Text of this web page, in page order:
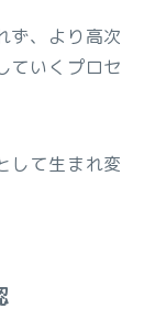
ず、より高次
ていくプロセ
して生まれ変